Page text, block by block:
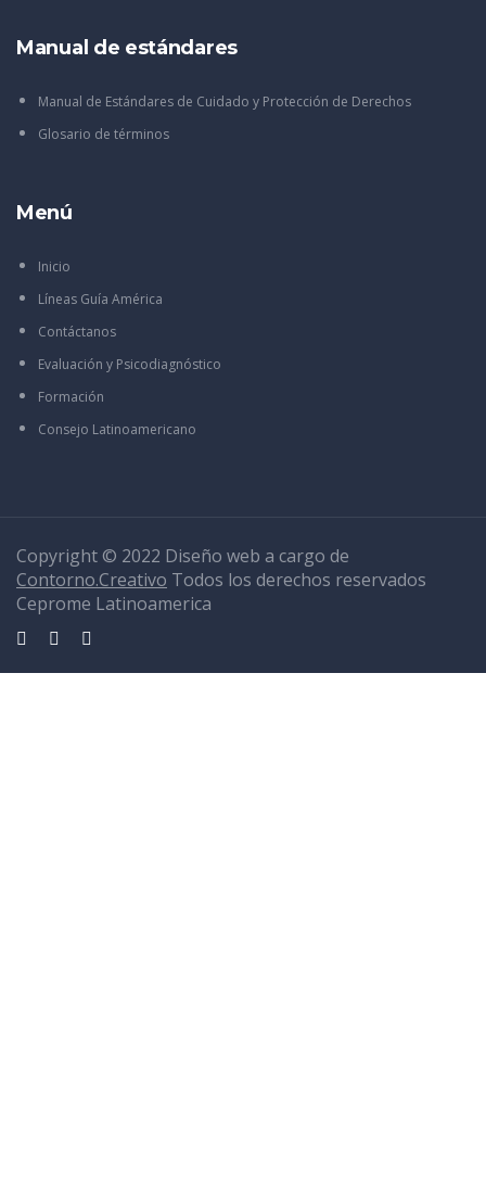
Manual de estándares
Manual de Estándares de Cuidado y Protección de Derechos
Glosario de términos
Menú
Inicio
Líneas Guía América
Contáctanos
Evaluación y Psicodiagnóstico
Formación
Consejo Latinoamericano
Copyright © 2022 Diseño web a cargo de
Contorno.Creativo Todos los derechos reservados
Ceprome Latinoamerica